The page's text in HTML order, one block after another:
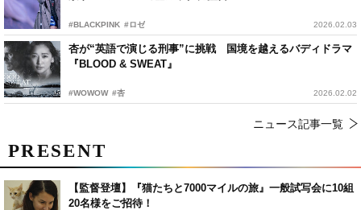
#BLACKPINK #ロゼ 2026.02.03
杏が“英語で演じる刑事”に挑戦 国境を越えるバディドラマ
『BLOOD & SWEAT』
#WOWOW #杏 2026.02.02
ニュース記事一覧
PRESENT
【監督登壇】『猫たちと7000マイルの旅』一般試写会に10組
20名様をご招待！